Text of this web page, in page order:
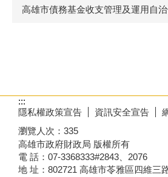
高雄市債務基金收支管理及運用自
:::
隱私權政策宣告
資訊安全宣告
瀏覽人次： 335
高雄市政府財政局 版權所有
電 話：07-3368333#2843、2076
地 址：802721 高雄市苓雅區四維三